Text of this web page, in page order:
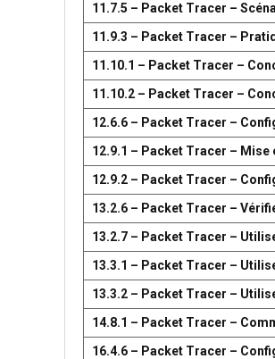
11.7.5 – Packet Tracer –
11.9.3 – Packet Tracer –
11.10.1 – Packet Tracer –
11.10.2 – Packet Tracer –
12.6.6 – Packet Tracer –
12.9.1 – Packet Tracer – Mise
12.9.2 – Packet Tracer –
13.2.6 – Packet Tracer –
13.2.7 – Packet Tracer –
13.3.1 – Packet Tracer –
13.3.2 – Packet Tracer –
14.8.1 – Packet Tracer –
16.4.6 – Packet Tracer –